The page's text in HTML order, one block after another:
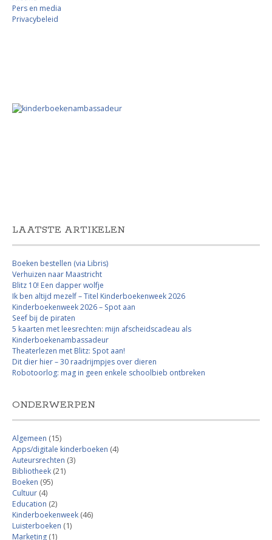
Pers en media
Privacybeleid
LAATSTE ARTIKELEN
Boeken bestellen (via Libris)
Verhuizen naar Maastricht
Blitz 10! Een dapper wolfje
Ik ben altijd mezelf – Titel Kinderboekenweek 2026
Kinderboekenweek 2026 – Spot aan
Seef bij de piraten
5 kaarten met leesrechten: mijn afscheidscadeau als
Kinderboekenambassadeur
Theaterlezen met Blitz: Spot aan!
Dit dier hier – 30 raadrijmpjes over dieren
Robotoorlog: mag in geen enkele schoolbieb ontbreken
ONDERWERPEN
Algemeen (15)
Apps/digitale kinderboeken (4)
Auteursrechten (3)
Bibliotheek (21)
Boeken (95)
Cultuur (4)
Education (2)
Kinderboekenweek (46)
Luisterboeken (1)
Marketing (1)